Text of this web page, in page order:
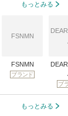
もっとみる
FSNMN
FSNMN
ブランド
ブ
もっとみる